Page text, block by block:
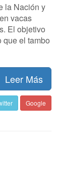
la Nación y
vacas
El objetivo
que el tambo
Leer Más
Google